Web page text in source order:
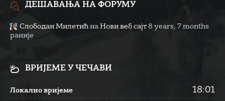
ДЕШАВАЊА НА ФОРУМУ
Слободан Милетић на Нови веб сајт 8 years, 7 months
раније
ВРИЈЕМЕ У ЧЕЧАВИ
Локално вријеме 18:01